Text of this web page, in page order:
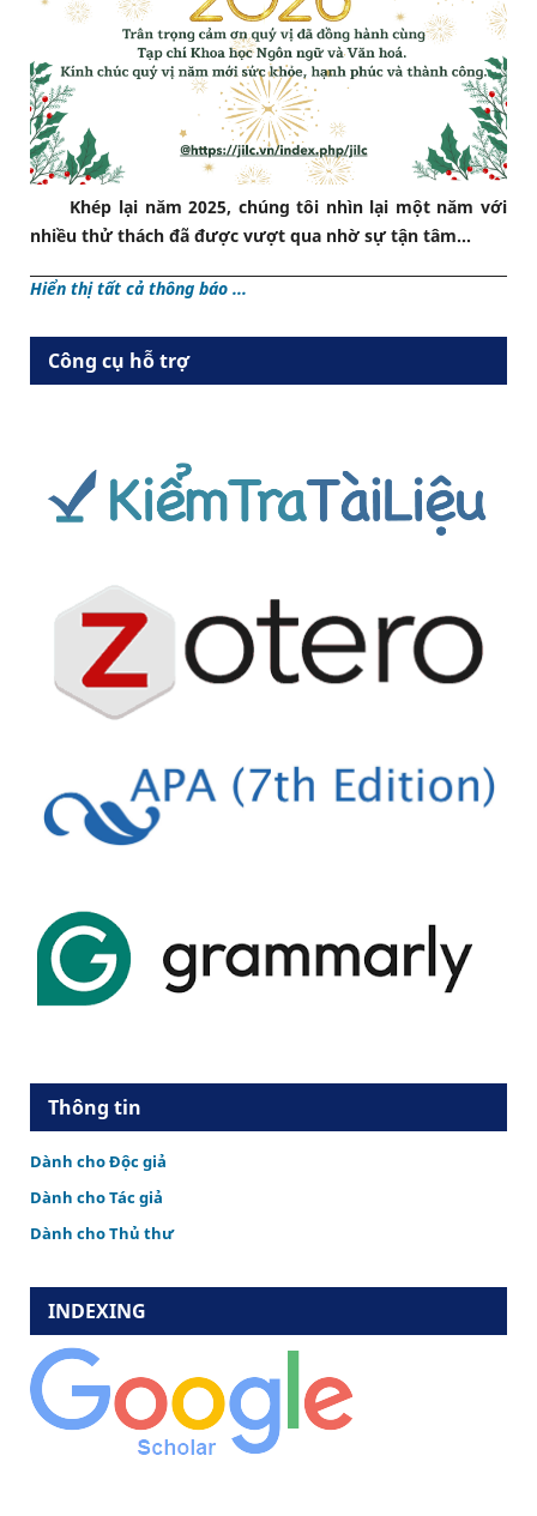
Khép lại năm 2025, chúng tôi nhìn lại một năm với
nhiều thử thách đã được vượt qua nhờ sự tận tâm...
Hiển thị tất cả thông báo ...
Công cụ hỗ trợ
Thông tin
Dành cho Độc giả
Dành cho Tác giả
Dành cho Thủ thư
INDEXING